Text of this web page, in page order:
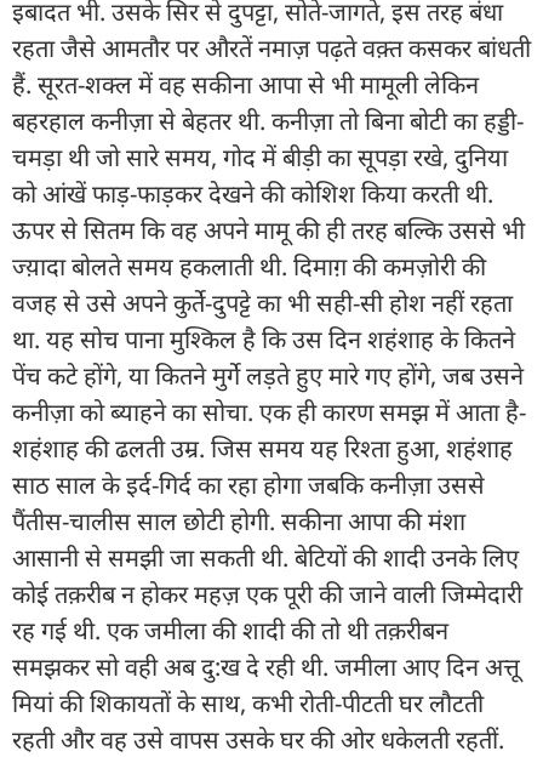
इबादत भी. उसके सिर से दुपट्टा, सोते-जागते, इस तरह बंधा
रहता जैसे आमतौर पर औरतें नमाज़ पढ़ते वक़्त कसकर बांधती
हैं. सूरत-शक्ल में वह सकीना आपा से भी मामूली लेकिन
बहरहाल कनीज़ा से बेहतर थी. कनीज़ा तो बिना बोटी का हड्डी-
चमड़ा थी जो सारे समय, गोद में बीड़ी का सूपड़ा रखे, दुनिया
को आंखें फाड़-फाड़कर देखने की कोशिश किया करती थी.
ऊपर से सितम कि वह अपने मामू की ही तरह बल्कि उससे भी
ज्य़ादा बोलते समय हकलाती थी. दिमाग़ की कमज़ोरी की
वजह से उसे अपने कुर्ते-दुपट्टे का भी सही-सी होश नहीं रहता
था. यह सोच पाना मुश्किल है कि उस दिन शहंशाह के कितने
पेंच कटे होंगे, या कितने मुर्गे लड़ते हुए मारे गए होंगे, जब उसने
कनीज़ा को ब्याहने का सोचा. एक ही कारण समझ में आता है-
शहंशाह की ढलती उम्र. जिस समय यह रिश्ता हुआ, शहंशाह
साठ साल के इर्द-गिर्द का रहा होगा जबकि कनीज़ा उससे
पैंतीस-चालीस साल छोटी होगी. सकीना आपा की मंशा
आसानी से समझी जा सकती थी. बेटियों की शादी उनके लिए
कोई तक़रीब न होकर महज़ एक पूरी की जाने वाली जिम्मेदारी
रह गई थी. एक जमीला की शादी की तो थी तक़रीबन
समझकर सो वही अब दु:ख दे रही थी. जमीला आए दिन अत्तू
मियां की शिकायतों के साथ, कभी रोती-पीटती घर लौटती
रहती और वह उसे वापस उसके घर की ओर धकेलती रहतीं.